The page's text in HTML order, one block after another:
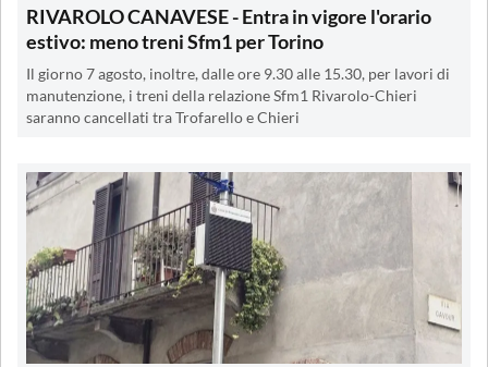
RIVAROLO CANAVESE - Entra in vigore l'orario
estivo: meno treni Sfm1 per Torino
Il giorno 7 agosto, inoltre, dalle ore 9.30 alle 15.30, per lavori di
manutenzione, i treni della relazione Sfm1 Rivarolo-Chieri
saranno cancellati tra Trofarello e Chieri